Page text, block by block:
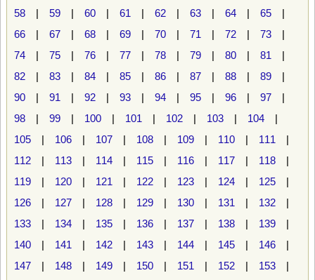
58 | 59 | 60 | 61 | 62 | 63 | 64 | 65 |
66 | 67 | 68 | 69 | 70 | 71 | 72 | 73 |
74 | 75 | 76 | 77 | 78 | 79 | 80 | 81 |
82 | 83 | 84 | 85 | 86 | 87 | 88 | 89 |
90 | 91 | 92 | 93 | 94 | 95 | 96 | 97 |
98 | 99 | 100 | 101 | 102 | 103 | 104 |
105 | 106 | 107 | 108 | 109 | 110 | 111 |
112 | 113 | 114 | 115 | 116 | 117 | 118 |
119 | 120 | 121 | 122 | 123 | 124 | 125 |
126 | 127 | 128 | 129 | 130 | 131 | 132 |
133 | 134 | 135 | 136 | 137 | 138 | 139 |
140 | 141 | 142 | 143 | 144 | 145 | 146 |
147 | 148 | 149 | 150 | 151 | 152 | 153 |